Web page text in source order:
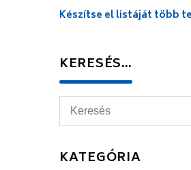
Készítse el listáját több
KERESÉS…
KATEGÓRIA